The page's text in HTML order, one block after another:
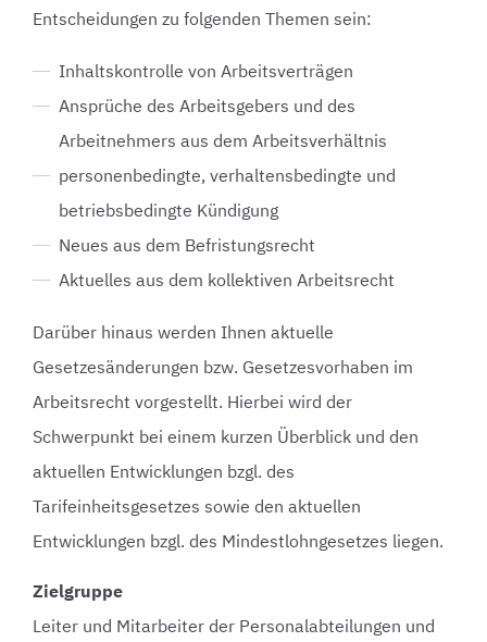
Entscheidungen zu folgenden Themen sein:
Inhaltskontrolle von Arbeitsverträgen
Ansprüche des Arbeitsgebers und des
Arbeitnehmers aus dem Arbeitsverhältnis
personenbedingte, verhaltensbedingte und
betriebsbedingte Kündigung
Neues aus dem Befristungsrecht
Aktuelles aus dem kollektiven Arbeitsrecht
Darüber hinaus werden Ihnen aktuelle
Gesetzesänderungen bzw. Gesetzesvorhaben im
Arbeitsrecht vorgestellt. Hierbei wird der
Schwerpunkt bei einem kurzen Überblick und den
aktuellen Entwicklungen bzgl. des
Tarifeinheitsgesetzes sowie den aktuellen
Entwicklungen bzgl. des Mindestlohngesetzes liegen.
Zielgruppe
Leiter und Mitarbeiter der Personalabteilungen und